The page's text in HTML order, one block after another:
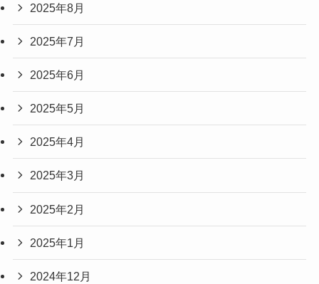
2025年8月
2025年7月
2025年6月
2025年5月
2025年4月
2025年3月
2025年2月
2025年1月
2024年12月